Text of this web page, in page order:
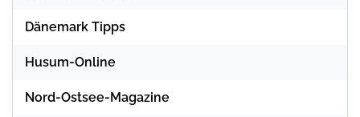
Dänemark Tipps
Husum-Online
Nord-Ostsee-Magazine